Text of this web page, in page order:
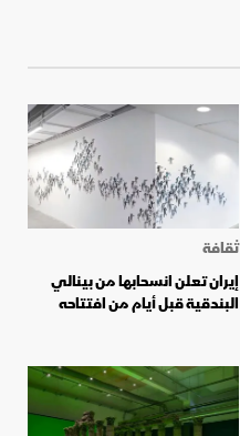
ثقافة
إيران تعلن انسحابها من بينالي
البندقية قبل أيام من افتتاحه